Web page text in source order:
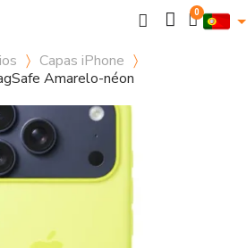
Capas iPhone
Amarelo-néon